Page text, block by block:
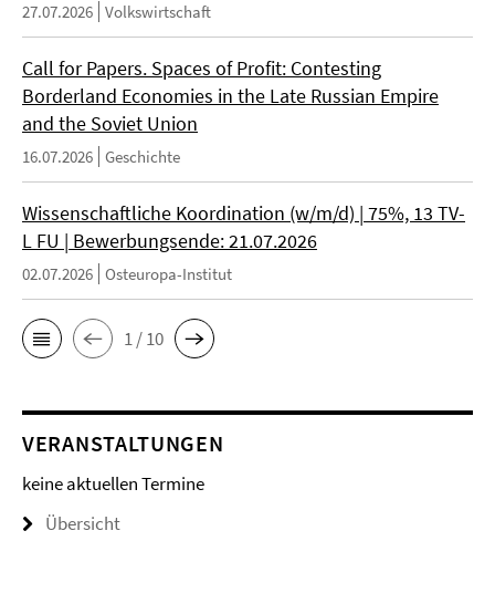
27.07.2026 Volkswirtschaft
Call for Papers. Spaces of Profit: Contesting
Borderland Economies in the Late Russian Empire
and the Soviet Union
16.07.2026 Geschichte
Wissenschaftliche Koordination (w/m/d) | 75%, 13 TV-
L FU | Bewerbungsende: 21.07.2026
02.07.2026 Osteuropa-Institut
1 / 10
VERANSTALTUNGEN
keine aktuellen Termine
Übersicht